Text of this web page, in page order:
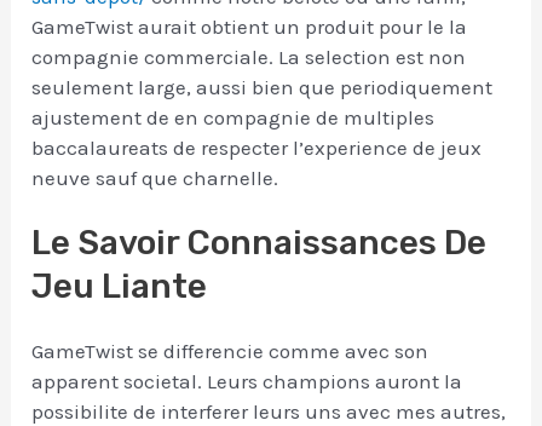
GameTwist aurait obtient un produit pour le la
compagnie commerciale. La selection est non
seulement large, aussi bien que periodiquement
ajustement de en compagnie de multiples
baccalaureats de respecter l’experience de jeux
neuve sauf que charnelle.
Le Savoir Connaissances De
Jeu Liante
GameTwist se differencie comme avec son
apparent societal. Leurs champions auront la
possibilite de interferer leurs uns avec mes autres,